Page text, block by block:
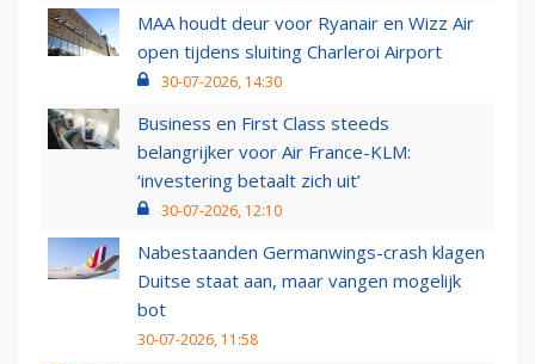
MAA houdt deur voor Ryanair en Wizz Air
open tijdens sluiting Charleroi Airport
30-07-2026, 14:30
Business en First Class steeds
belangrijker voor Air France-KLM:
‘investering betaalt zich uit’
30-07-2026, 12:10
Nabestaanden Germanwings-crash klagen
Duitse staat aan, maar vangen mogelijk
bot
30-07-2026, 11:58